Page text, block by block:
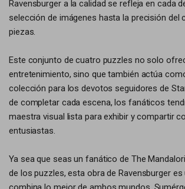
Ravensburger a la calidad se refleja en cada
selección de imágenes hasta la precisión del
piezas.
Este conjunto de cuatro puzzles no solo
entretenimiento, sino que también actúa
colección para los devotos seguidores de
de completar cada escena, los fanáticos
maestra visual lista para exhibir y compartir
entusiastas.
Ya sea que seas un fanático de The
de los puzzles, esta obra de Ravensburger es